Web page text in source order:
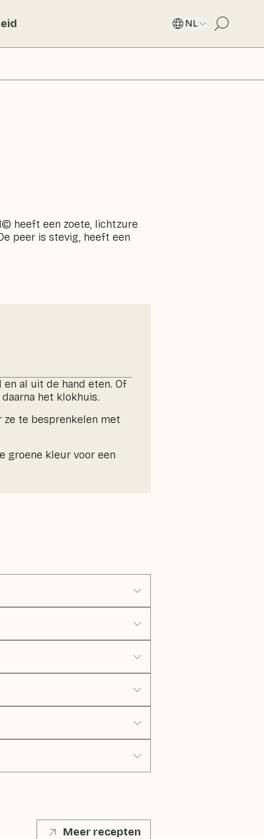
NL
heeft een zoete, lichtzure
peer is stevig, heeft een
al uit de hand eten. Of
het klokhuis.
ze te besprenkelen met
groene kleur voor een
Meer recepten